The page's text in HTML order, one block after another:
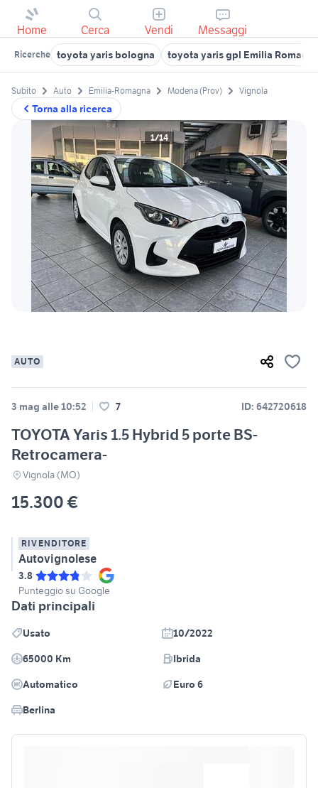
Home Cerca Vendi Messaggi
Ricerche toyota yaris bologna toyota yaris gpl Emilia
Torna alla ricerca
Subito Auto Emilia-Romagna Modena (Prov) Vignola
1/14
AUTO
3 mag alle 10:52 7 ID: 642720618
TOYOTA Yaris 1.5 Hybrid 5 porte BS-
Retrocamera-
Vignola (MO)
15.300 €
RIVENDITORE
Autovignolese
3.8
Punteggio su Google
Dati principali
Usato
10/2022
65000 Km
Ibrida
Automatico
Euro 6
Berlina